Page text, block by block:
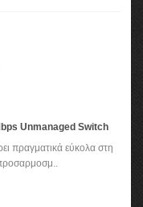
Unmanaged Switch
πραγματικά εύκολα στη